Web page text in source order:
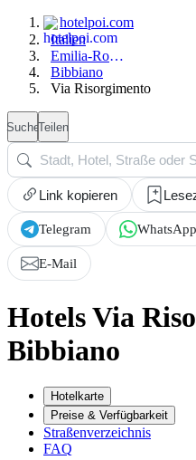
hotelpoi.com
Italien
Emilia-Romagna
Bibbiano
Via Risorgimento
SucheTeilen
Link kopieren
Telegram WhatsApp
E-Mail
Hotels Via
Bibbiano
Hotelkarte
Preise & Verfügbarkeit
Straßenverzeichnis
FAQ